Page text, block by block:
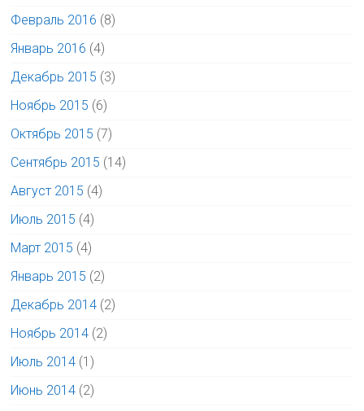
Февраль 2016 (8)
Январь 2016 (4)
Декабрь 2015 (3)
Ноябрь 2015 (6)
Октябрь 2015 (7)
Сентябрь 2015 (14)
Август 2015 (4)
Июль 2015 (4)
Март 2015 (4)
Январь 2015 (2)
Декабрь 2014 (2)
Ноябрь 2014 (2)
Июль 2014 (1)
Июнь 2014 (2)